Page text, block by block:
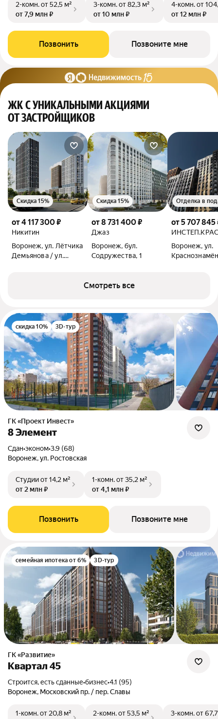
2-комн.от 52,5 м²
от 7,9 млн ₽
3-комн.от 82,3 м²
от 10 млн ₽
4-комн.от
от 12 млн ₽
Позвонить Позвоните мне
ЖК С УНИКАЛЬНЫМИ АКЦИЯМИ
ОТ ЗАСТРОЙЩИКОВ
от 4 117 300 ₽
Никитин
Воронеж, ул. Лётчика
Демьянова / ул.
Скидка 15%
от 8 731 400 ₽
Джаз
Воронеж, бул.
Содружества, 1
Скидка 15%
от 5 707 845
Воронеж, ул.
Отделка в
Смотреть все
скидка 10% 3D-тур
ГК «Проект Инвест»
8 Элемент
Сдан•эконом•3.9 (68)
Воронеж, ул. Ростовская
Студииот 14,2 м²
от 2 млн ₽
1-комн.от 35,2 м²
от 4,1 млн ₽
Позвонить Позвоните мне
семейная ипотека от 6% 3D-тур
ГК «Развитие»
Квартал 45
Строится, есть сданные•бизнес•4.1 (95)
Воронеж, Московский пр. / пер. Славы
1-комн.от 20,8 м² 2-комн.от 53,5 м² 3-комн.от